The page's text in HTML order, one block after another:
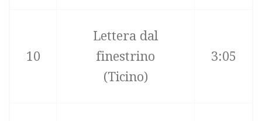
10
Lettera dal
finestrino
(Ticino)
3:05